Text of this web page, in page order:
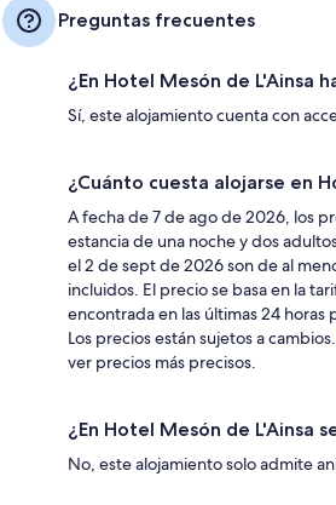
Preguntas frecuentes
¿En Hotel Mesón de L'Ainsa
Sí, este alojamiento cuenta con
¿Cuánto cuesta alojarse en
A fecha de 7 de ago de 2026, los
estancia de una noche y dos
el 2 de sept de 2026 son de al
incluidos. El precio se basa en la
encontrada en las últimas 24 horas
Los precios están sujetos a cambios.
ver precios más precisos.
¿En Hotel Mesón de L'Ainsa
No, este alojamiento solo admite